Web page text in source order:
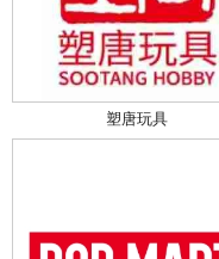
塑唐玩具